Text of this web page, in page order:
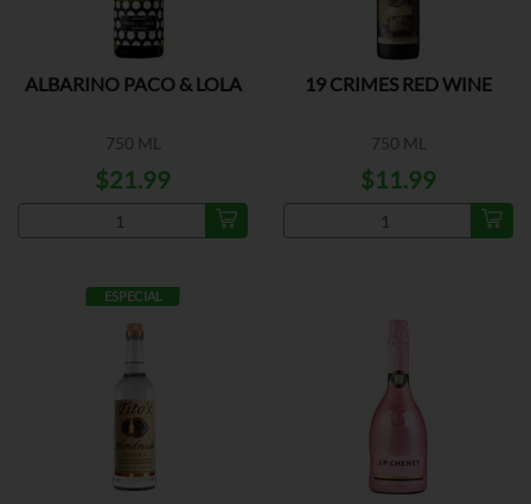
ALBARINO PACO & LOLA
750 ML
$21.99
19 CRIMES RED WINE
750 ML
$11.99
ESPECIAL